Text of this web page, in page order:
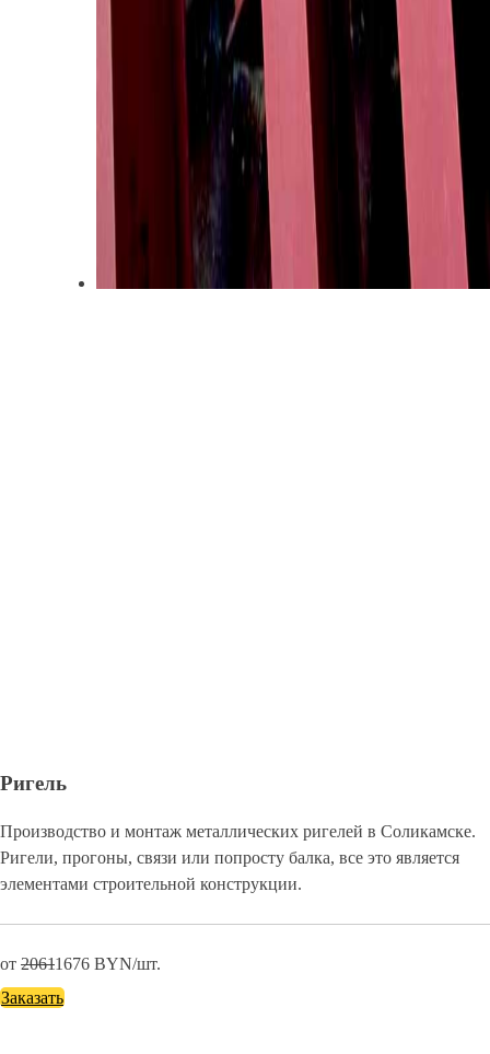
Ригель
Производство и монтаж металлических ригелей в Соликамске.
Ригели, прогоны, связи или попросту балка, все это является
элементами строительной конструкции.
от 20611676 BYN/шт.
Заказать